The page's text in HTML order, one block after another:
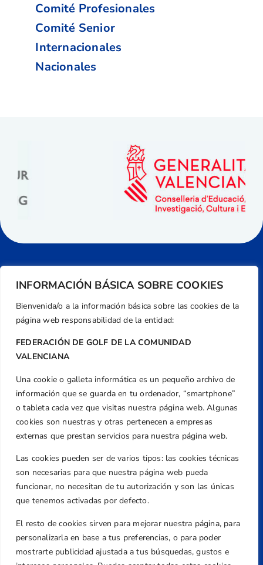
INFORMACIÓN BÁSICA SOBRE COOKIES
Bienvenida/o a la información básica sobre las cookies de la
página web responsabilidad de la entidad:
FEDERACIÓN DE GOLF DE LA COMUNIDAD
VALENCIANA
Una cookie o galleta informática es un pequeño archivo de
información que se guarda en tu ordenador, “smartphone”
o tableta cada vez que visitas nuestra página web. Algunas
cookies son nuestras y otras pertenecen a empresas
externas que prestan servicios para nuestra página web.
Las cookies pueden ser de varios tipos: las cookies técnicas
son necesarias para que nuestra página web pueda
funcionar, no necesitan de tu autorización y son las únicas
que tenemos activadas por defecto.
El resto de cookies sirven para mejorar nuestra página, para
personalizarla en base a tus preferencias, o para poder
mostrarte publicidad ajustada a tus búsquedas, gustos e
Comité Profesionales
Comité Senior
Internacionales
Nacionales
Dirección
Centre de L´Esport, Carrer d'Isaac Peral i
Caballero, Nº 5, Despachos 2 y 3, 46980,
Valencia
Teléfono
+34 961 367 799
Email
federacion@golfcv.com
Aviso Legal
Política de Privacidad
Transparencia